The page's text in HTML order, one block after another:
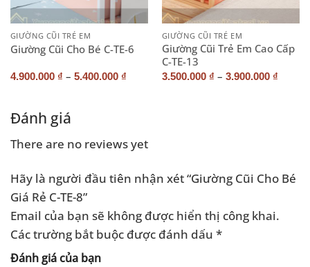
GIƯỜNG CŨI TRẺ EM
Giường Cũi Cho Bé C-TE-6
4.900.000 ₫ – 5.400.000 ₫
GIƯỜNG CŨI TRẺ EM
Giường Cũi Trẻ Em Cao Cấp
C-TE-13
3.500.000 ₫ – 3.900.000 ₫
Đánh giá
There are no reviews yet
Hãy là người đầu tiên nhận xét “Giường Cũi Cho Bé
Giá Rẻ C-TE-8”
Email của bạn sẽ không được hiển thị công khai.
Các trường bắt buộc được đánh dấu *
Đánh giá của bạn